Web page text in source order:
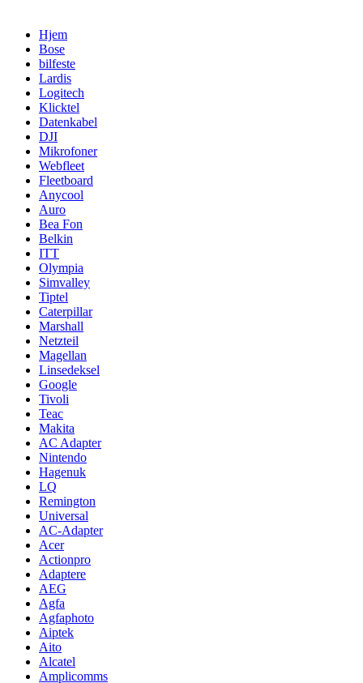
Hjem
Bose
bilfeste
Lardis
Logitech
Klicktel
Datenkabel
DJI
Mikrofoner
Webfleet
Fleetboard
Anycool
Auro
Bea Fon
Belkin
ITT
Olympia
Simvalley
Tiptel
Caterpillar
Marshall
Netzteil
Magellan
Linsedeksel
Google
Tivoli
Teac
Makita
AC Adapter
Nintendo
Hagenuk
LQ
Remington
Universal
AC-Adapter
Acer
Actionpro
Adaptere
AEG
Agfa
Agfaphoto
Aiptek
Aito
Alcatel
Amplicomms